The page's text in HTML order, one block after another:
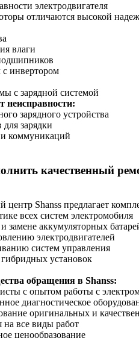
электродвигателя
отличаются высокой
влаги
инвертором
с зарядной системой
неисправности:
зарядного устройства
для зарядки
коммуникаций
качественный
центр Shanss предлагает
всех систем электромобиля
замене аккумуляторных
электродвигателей
систем управления
установок
обращения в Shanss:
с опытом работы с
диагностическое
оригинальных и
на все виды работ
ценообразование